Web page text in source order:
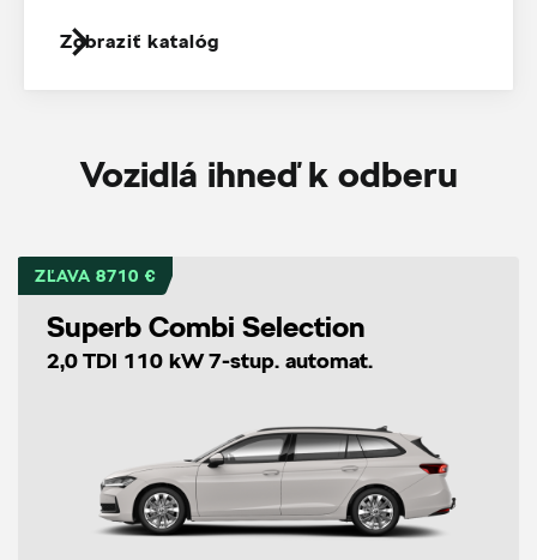
Zobraziť katalóg
Vozidlá ihneď k odberu
ZĽAVA 8710 €
Superb Combi Selection
2,0 TDI 110 kW 7-stup. automat.